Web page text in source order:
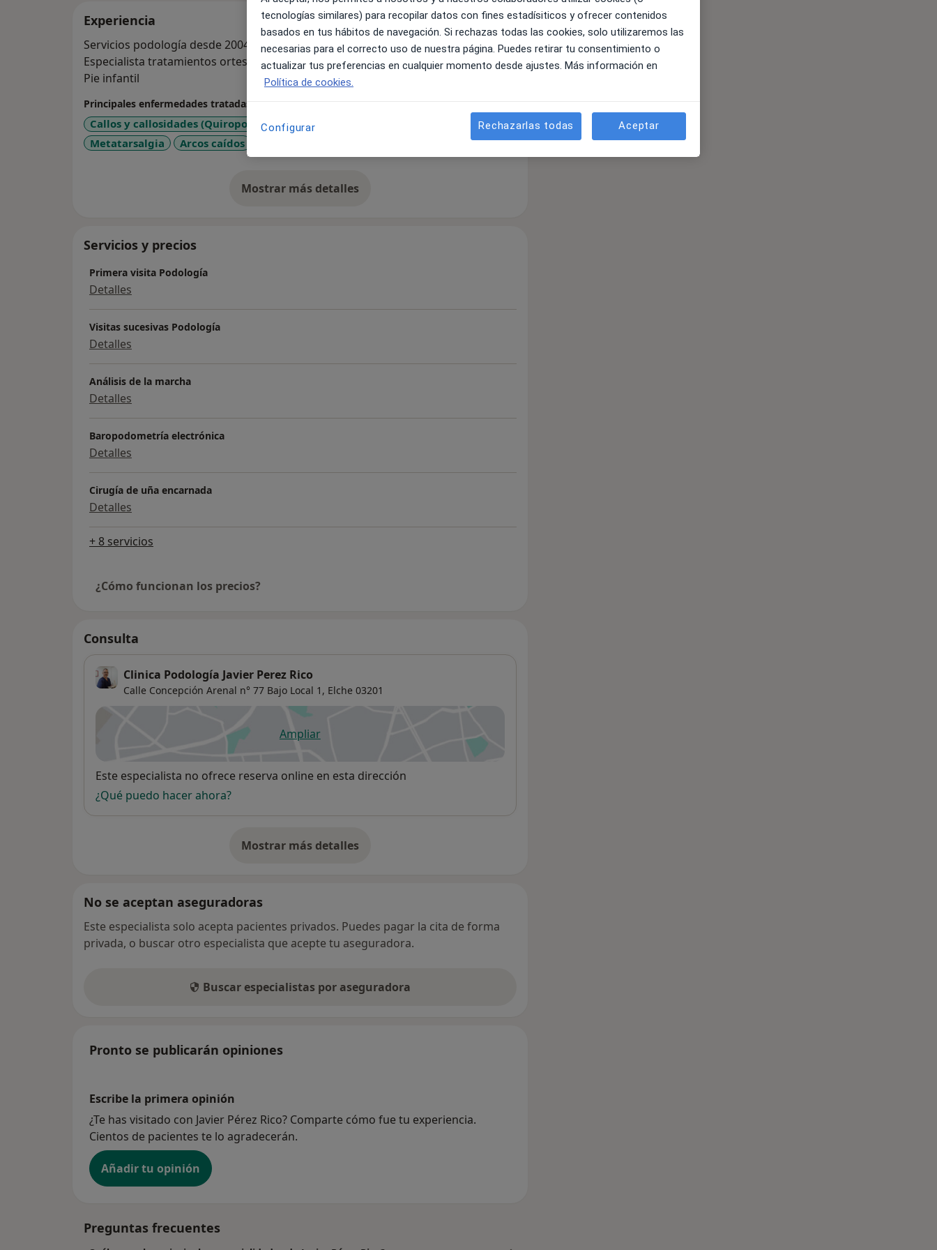
Experiencia
Servicios podología desde 2004
Especialista tratamientos ortesis (plantillas) plantares a medida.
Pie infantil
Principales enfermedades tratadas
Callos y callosidades (Quiropodia)
Deformidad en valgo del dedo gordo
Metatarsalgia
Arcos caídos a11y_sr_more_diseases
Mostrar más detalles
sobre la experiencia
Servicios y precios
Primera visita Podología
Detalles
Visitas sucesivas Podología
Detalles
Análisis de la marcha
Detalles
Baropodometría electrónica
Detalles
Cirugía de uña encarnada
Detalles
+ 8 servicios
¿Cómo funcionan los precios?
Consulta
Clinica Podología Javier Perez Rico
Calle Concepción Arenal n° 77 Bajo Local 1, Elche 03201
Ampliarse abre en una nueva pestaña
Disponibilidad
Este especialista no ofrece reserva online en esta dirección
¿Qué puedo hacer ahora?
Mostrar más detalles
sobre la dirección
No se aceptan aseguradoras
Este especialista solo acepta pacientes privados. Puedes pagar la cita de forma
privada, o buscar otro especialista que acepte tu aseguradora.
Buscar especialistas por aseguradora
Pronto se publicarán opiniones
Escribe la primera opinión
¿Te has visitado con Javier Pérez Rico? Comparte cómo fue tu experiencia.
Cientos de pacientes te lo agradecerán.
Añadir tu opinión
Preguntas frecuentes
tecnologías similares) para recopilar datos con fines estadísiticos y ofrecer contenidos
basados en tus hábitos de navegación. Si rechazas todas las cookies, solo utilizaremos las
necesarias para el correcto uso de nuestra página. Puedes retirar tu consentimiento o
actualizar tus preferencias en cualquier momento desde ajustes. Más información en
Política de cookies.
Configurar Rechazarlas todas Aceptar